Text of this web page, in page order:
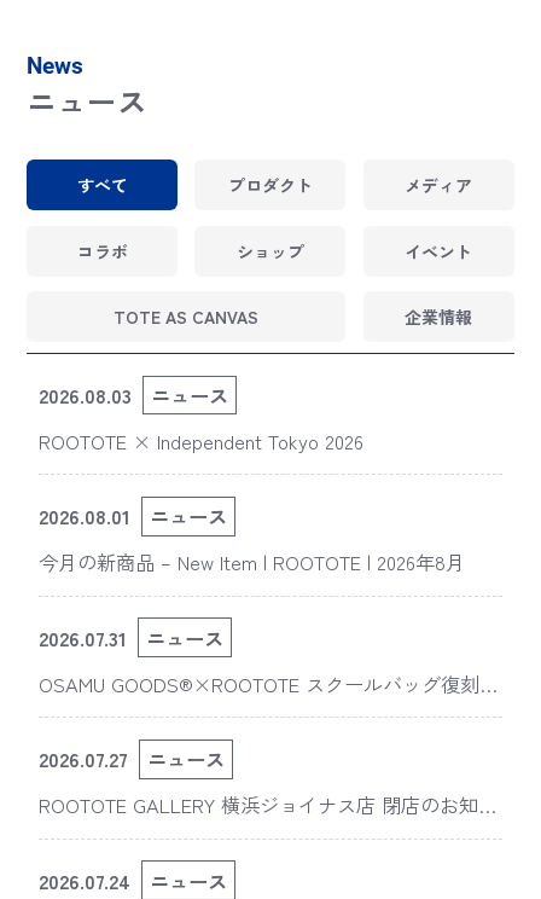
News
ニュース
すべて プロダクト メディア
コラボ ショップ イベント
TOTE AS CANVAS 企業情報
2026.08.03
ニュース
ROOTOTE × Independent Tokyo 2026
2026.08.01
ニュース
今月の新商品 – New Item | ROOTOTE | 2026年8月
2026.07.31
ニュース
OSAMU GOODS®×ROOTOTE スクールバッグ復刻
版“スライスドアイ”の新デザインが「The 50th Annive
rsary OSAMU GOODS展」に登場
2026.07.27
ニュース
ROOTOTE GALLERY 横浜ジョイナス店 閉店のお知ら
せ
2026.07.24
ニュース